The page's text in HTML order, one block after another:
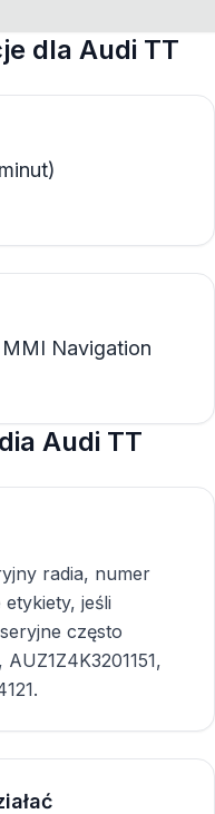
dla Audi TT
Navigation
Audi TT
radia, numer
jeśli
często